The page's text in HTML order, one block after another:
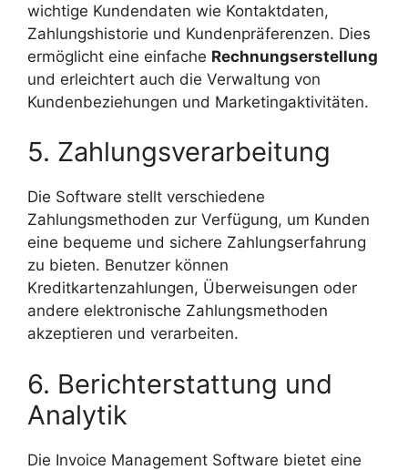
wichtige Kundendaten wie Kontaktdaten,
Zahlungshistorie und Kundenpräferenzen. Dies
ermöglicht eine einfache Rechnungserstellung
und erleichtert auch die Verwaltung von
Kundenbeziehungen und Marketingaktivitäten.
5. Zahlungsverarbeitung
Die Software stellt verschiedene
Zahlungsmethoden zur Verfügung, um Kunden
eine bequeme und sichere Zahlungserfahrung
zu bieten. Benutzer können
Kreditkartenzahlungen, Überweisungen oder
andere elektronische Zahlungsmethoden
akzeptieren und verarbeiten.
6. Berichterstattung und
Analytik
Die Invoice Management Software bietet eine